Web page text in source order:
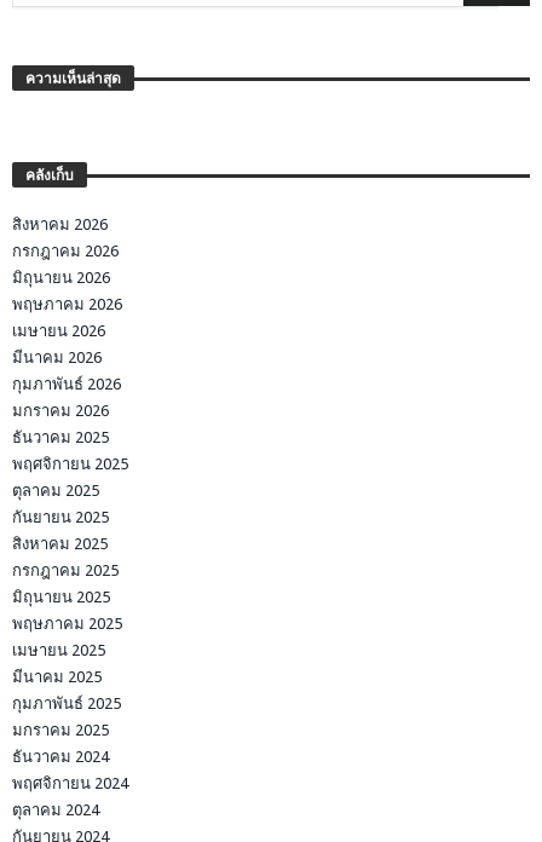
ความเห็นล่าสุด
คลังเก็บ
สิงหาคม 2026
กรกฎาคม 2026
มิถุนายน 2026
พฤษภาคม 2026
เมษายน 2026
มีนาคม 2026
กุมภาพันธ์ 2026
มกราคม 2026
ธันวาคม 2025
พฤศจิกายน 2025
ตุลาคม 2025
กันยายน 2025
สิงหาคม 2025
กรกฎาคม 2025
มิถุนายน 2025
พฤษภาคม 2025
เมษายน 2025
มีนาคม 2025
กุมภาพันธ์ 2025
มกราคม 2025
ธันวาคม 2024
พฤศจิกายน 2024
ตุลาคม 2024
กันยายน 2024